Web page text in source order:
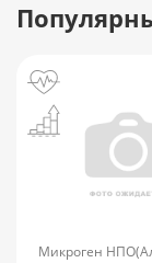
Микроген